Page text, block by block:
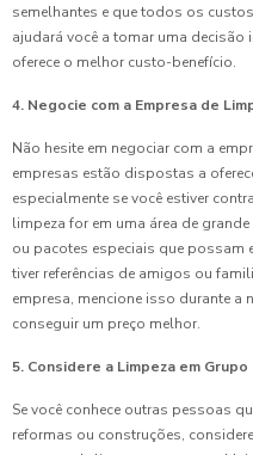
semelhantes e que todos os
ajudará você a tomar uma
oferece o melhor custo-benefício.
4. Negocie com a Empresa de
Não hesite em negociar com a
empresas estão dispostas a
especialmente se você estiver
limpeza for em uma área de
ou pacotes especiais que possam
tiver referências de amigos ou
empresa, mencione isso durante
conseguir um preço melhor.
5. Considere a Limpeza em Grupo
Se você conhece outras pessoas
reformas ou construções,